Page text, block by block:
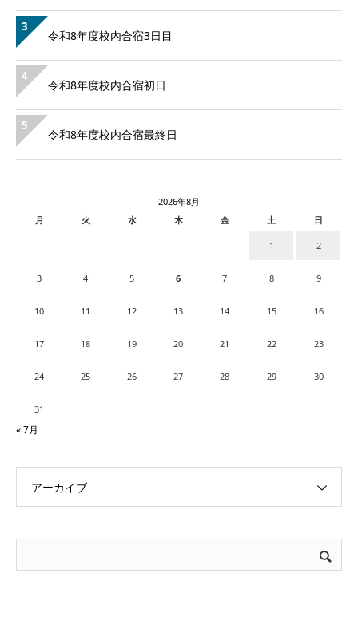
3
令和8年度校内合宿3日目
4
令和8年度校内合宿初日
5
令和8年度校内合宿最終日
2026年8月
月
火 水 木 金 土 日
1 2
3 4 5 6 7 8 9
10 11 12 13 14 15 16
17 18 19 20 21 22 23
24 25 26 27 28 29 30
31
« 7月
アーカイブ